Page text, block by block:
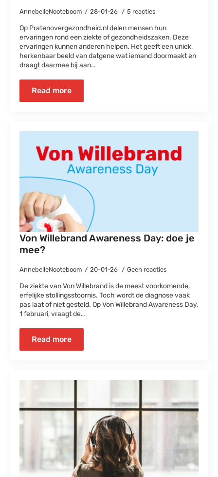
AnnebelleNooteboom 28-01-26 5 reacties
Op Pratenovergezondheid.nl delen mensen hun
ervaringen rond een ziekte of gezondheidszaken. Deze
ervaringen kunnen anderen helpen. Het geeft een uniek,
herkenbaar beeld van datgene wat iemand doormaakt en
draagt daarmee bij aan…
Read more
Von Willebrand Awareness Day: doe je
mee?
AnnebelleNooteboom 20-01-26 Geen reacties
De ziekte van Von Willebrand is de meest voorkomende,
erfelijke stollingsstoornis. Toch wordt de diagnose vaak
pas laat of niet gesteld. Op Von Willebrand Awareness Day,
1 februari, vraagt de…
Read more